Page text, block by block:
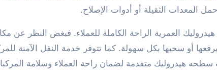
المعدات الثقيلة أو أدوات الإصلاح.
العمرية الراحة الكاملة للعملاء. فبغض النظر عن
أو سحبها بكل سهولة. كما تتوفر خدمة النقل الآمنة
هيدروليك متقدمة لضمان راحة العملاء وسلامة